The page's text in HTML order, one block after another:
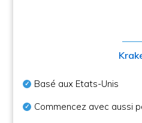
Basé aux Etats-Unis
Commencez avec aussi